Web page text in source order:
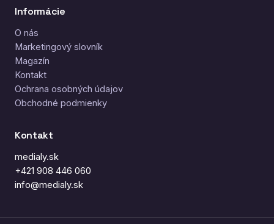
Informácie
O nás
Marketingový slovník
Magazín
Kontakt
Ochrana osobných údajov
Obchodné podmienky
Kontakt
medialy.sk
+421 908 446 060
info@medialy.sk